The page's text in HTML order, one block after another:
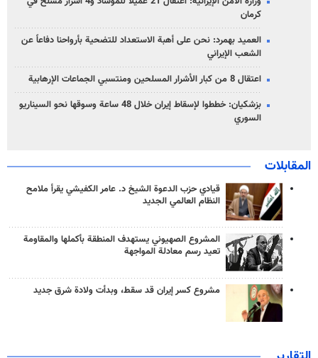
كرمان
العميد بهمرد: نحن على أهبة الاستعداد للتضحية بأرواحنا دفاعاً عن
الشعب الإيراني
اعتقال 8 من كبار الأشرار المسلحين ومنتسبي الجماعات الإرهابية
بزشكيان: خططوا لإسقاط إيران خلال 48 ساعة وسوقها نحو السيناريو
السوري
المقابلات
قيادي حزب الدعوة الشيخ د. عامر الكفيشي يقرأ ملامح
النظام العالمي الجديد
المشروع الصهيوني يستهدف المنطقة بأكملها والمقاومة
تعيد رسم معادلة المواجهة
مشروع كسر إيران قد سقط، وبدأت ولادة شرق جديد